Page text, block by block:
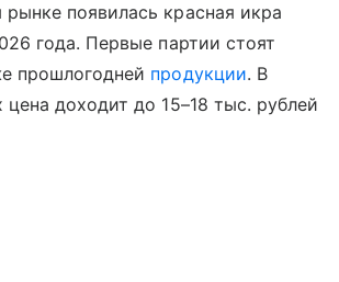
появилась красная икра
года. Первые партии стоят
прошлогодней продукции. В
цена доходит до 15–18 тыс. рублей